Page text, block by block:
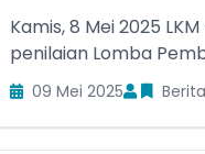
Kamis, 8 Mei 2025
penilaian Lomba
09 Mei 2025